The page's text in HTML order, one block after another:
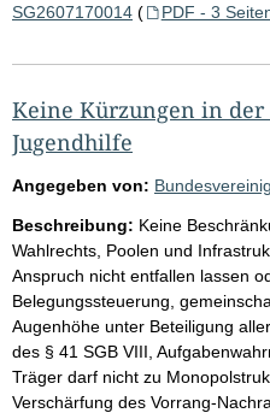
SG2607170014 ( PDF - 3
Keine Kürzungen in
Jugendhilfe
Angegeben von:
Beschreibung: Keine
Wahlrechts, Poolen und
Anspruch nicht entfallen lassen
Belegungssteuerung,
Augenhöhe unter Beteiligung
des § 41 SGB VIII,
Träger darf nicht zu
Verschärfung des Vorrang-